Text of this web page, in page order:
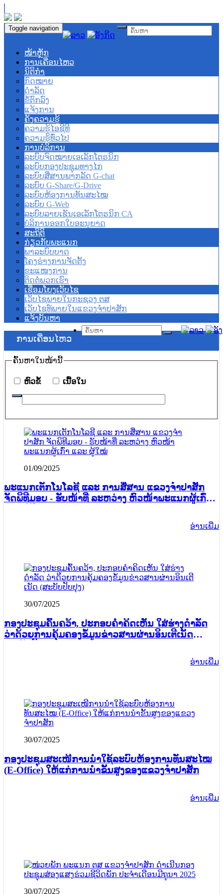
Toggle navigation
ໜ້າຫຼັກ
ການເຄື່ອນໄຫວ
ນິຕິກຳ
ກົດໝາຍ
ດຳລັດ
ຂໍ້ຕົກລົງ
ແຈ້ງການ
ຄັງຄວາມຮູ້
ຄວາມຮູ້ໄອຊີທີ
ຄວາມຮູ້ທົ່ວໄປ
ການບໍລິການ
ລະບົບຈົດໝາຍເອເລັກໂຕຣນິກ
ລະບົບກອງປະຊຸມທາງໄກ
ລະບົບສື່ສານພາກລັດ G-chat
ລະບົບ G-Share/G-Drive
ລະບົບຫ້ອງການທັນສະໄໝ
ລະບົບ G-Web
ລະບົບລາຍເຊັນເອເລັກໂຕຣນິກ CA
ບໍລິການອອກໃບອະນຸຍາດ
ສະຖິຕິ
ກ່ຽວກັບພະແນກ
ພາລະບົບບາດ
ໂຄງຮ່າງການຈັດຕັ້ງ
ຂະແໜງການ
ຕິດຕໍ່ພວກເຮົາ
ເຊື່ອມໂຍງເວັບໄຊ
ເວັບໄຊພາຍໃນກະຊວງ ຕສ
ເວັບໄຊທ໌ພາຍໃນແຂວງຈຳປາສັກ
ແຈ້ງບັນຫາ
ການ​ເຄື່ອນ​ໄຫວ
ຄົ້ນ​ຫາ​ໃນ​ໜ້ານີ້
​ຫົວ​ຂໍ້ ​ເນື້ອ​ໃນ
01/09/2025
ພະແນກເຕັກໂນໂລຊີ ແລະ ການສື່ສານ ແຂວງຈໍາປາສັກ
ຈັດພິທີມອບ - ຮັບໜ້າທີ່ ລະຫວ່າງ ຫົວໜ້າພະແນກຜູ້ເກົ່າ
ອ່ານ​ເພີ່ມ
30/07/2025
ກອງປະຊຸມຄົ້ນຄວ້າ, ປະກອບຄຳຄິດເຫັນ ໃສ່ຮ່າງດຳລັດ
ວ່າດ້ວຍການຄຸ້ມຄອງຂໍ້ມູນຂ່າວສານຜ່ານອິນເຕີເນັດ
ອ່ານ​ເພີ່ມ
30/07/2025
ກອງປະຊຸມສະເໜີການນໍາໃຊ້ລະບົບຫ້ອງການທັນສະໄໝ
(E-Office)​ ໃຫ້ແກ່ການນໍາຂັ້ນສູງຂອງແຂວງຈໍາປາສັກ
ອ່ານ​ເພີ່ມ
30/07/2025